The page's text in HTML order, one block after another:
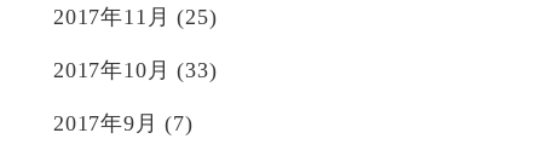
2017年11月 (25)
2017年10月 (33)
2017年9月 (7)